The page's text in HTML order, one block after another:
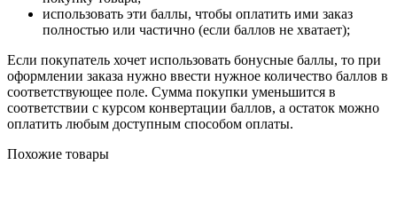
использовать эти баллы, чтобы оплатить ими заказ
полностью или частично (если баллов не хватает);
Если покупатель хочет использовать бонусные баллы, то при
оформлении заказа нужно ввести нужное количество баллов в
соответствующее поле. Сумма покупки уменьшится в
соответствии с курсом конвертации баллов, а остаток можно
оплатить любым доступным способом оплаты.
Похожие товары